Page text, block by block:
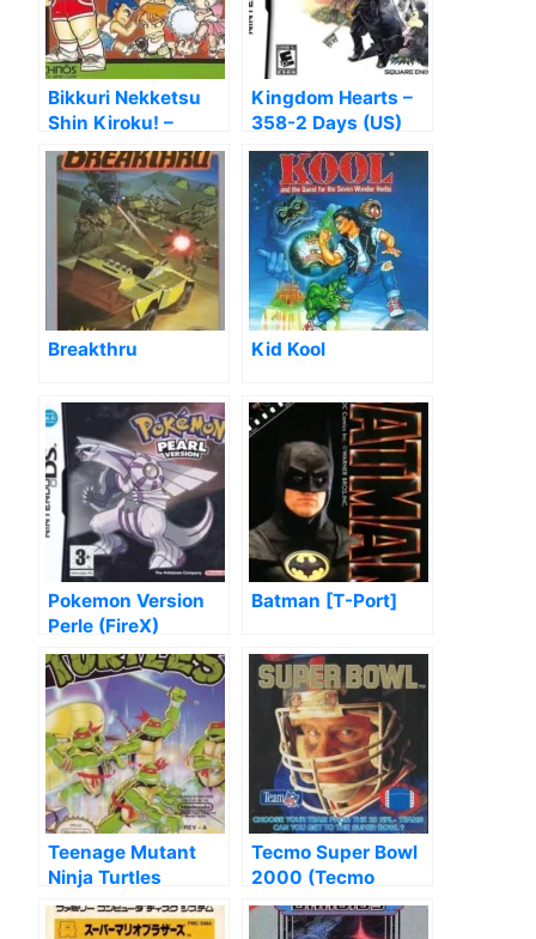
Bikkuri Nekketsu
Shin Kiroku! –
Harukanaru Kin
Medal
Kingdom Hearts –
358-2 Days (US)
Breakthru Kid Kool
Pokemon Version
Perle (FireX)
Batman [T-Port]
Teenage Mutant
Ninja Turtles
Tecmo Super Bowl
2000 (Tecmo
Super Bowl Hack)